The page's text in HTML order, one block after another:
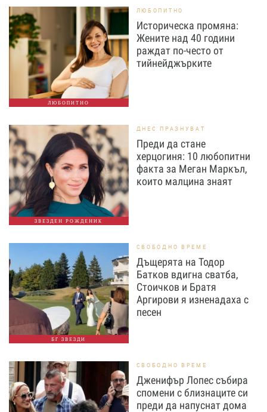
ЛЮБОПИТНО
ЛЮБОПИТНО
Историческа промяна:
Жените над 40 години
раждат по-често от
тийнейджърките
ЗВЕЗДЕН РОЖДЕНИК
ДНЕС ПРАЗНУВАТ
Преди да стане
херцогиня: 10 любопитни
факта за Меган Маркъл,
които малцина знаят
БГ ЗВЕЗДИ
СВОБОДНО ВРЕМЕ
Дъщерята на Тодор
Батков вдигна сватба,
Стоичков и Братя
Аргирови я изненадаха с
песен
СВОБОДНО ВРЕМЕ
Дженифър Лопес събира
спомени с близнаците си
преди да напуснат дома